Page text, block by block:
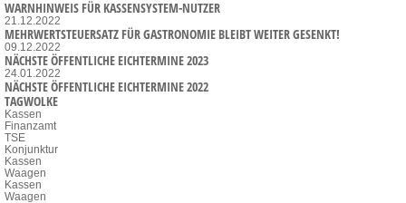
WARNHINWEIS FÜR KASSENSYSTEM-NUTZER
21.12.2022
MEHRWERTSTEUERSATZ FÜR GASTRONOMIE BLEIBT WEITER GESENKT!
09.12.2022
NÄCHSTE ÖFFENTLICHE EICHTERMINE 2023
24.01.2022
NÄCHSTE ÖFFENTLICHE EICHTERMINE 2022
TAGWOLKE
Kassen
Finanzamt
TSE
Konjunktur
Kassen
Waagen
Kassen
Waagen